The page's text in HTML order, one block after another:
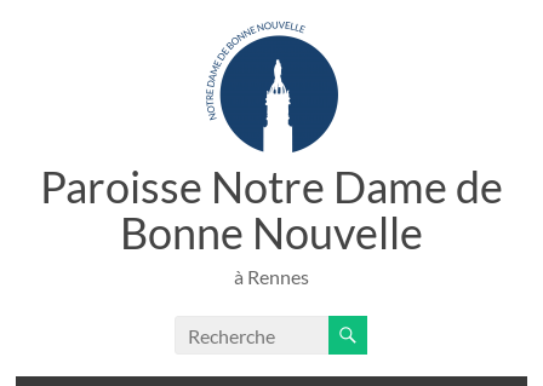
Paroisse Notre Dame de
Bonne Nouvelle
à Rennes